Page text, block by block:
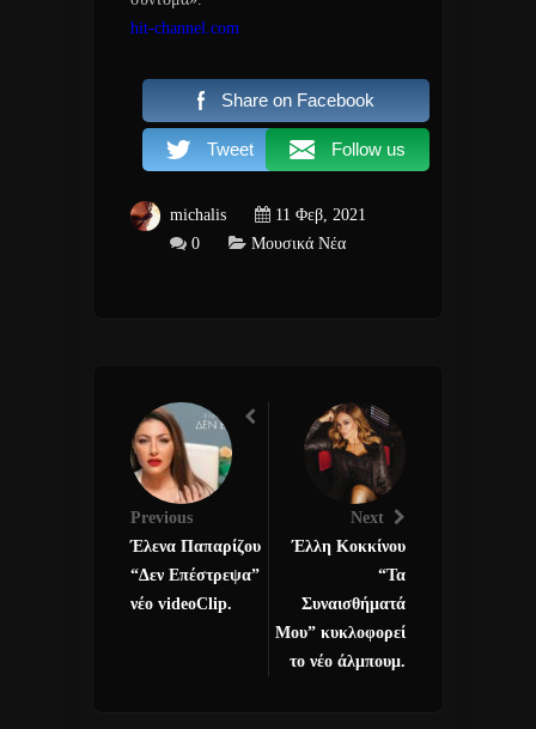
hit-channel.com
Share on Facebook
Tweet Follow us
michalis
11 Φεβ, 2021
0
Μουσικά Νέα
Previous
Έλενα Παπαρίζου
“Δεν Επέστρεψα”
νέο videoClip.
Next
Έλλη Κοκκίνου
“Τα
Συναισθήματά
Μου” κυκλοφορεί
το νέο άλμπουμ.